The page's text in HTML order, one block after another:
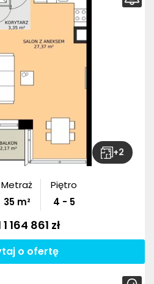
+2
Metraż
35m²
Piętro
4 - 5
164 861 zł
o ofertę